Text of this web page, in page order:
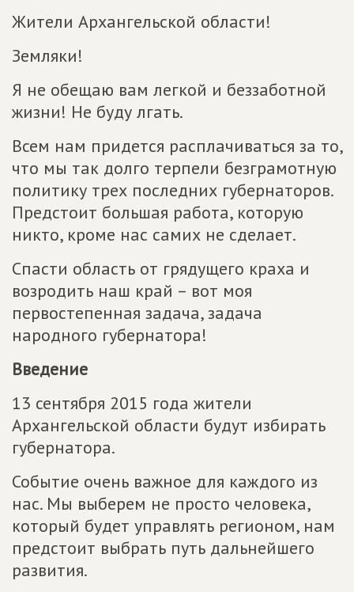
Жители Архангельской области!
Земляки!
Я не обещаю вам легкой и беззаботной
жизни! Не буду лгать.
Всем нам придется расплачиваться за то,
что мы так долго терпели безграмотную
политику трех последних губернаторов.
Предстоит большая работа, которую
никто, кроме нас самих не сделает.
Спасти область от грядущего краха и
возродить наш край – вот моя
первостепенная задача, задача
народного губернатора!
Введение
13 сентября 2015 года жители
Архангельской области будут избирать
губернатора.
Событие очень важное для каждого из
нас. Мы выберем не просто человека,
который будет управлять регионом, нам
предстоит выбрать путь дальнейшего
развития.